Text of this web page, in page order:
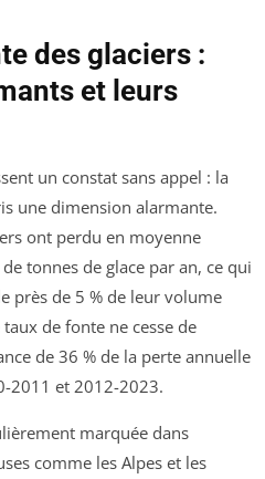
des glaciers :
et leurs
un constat sans appel : la
une dimension alarmante.
ont perdu en moyenne
tonnes de glace par an, ce qui
près de 5 % de leur volume
taux de fonte ne cesse de
de 36 % de la perte annuelle
2011 et 2012-2023.
marquée dans
comme les Alpes et les